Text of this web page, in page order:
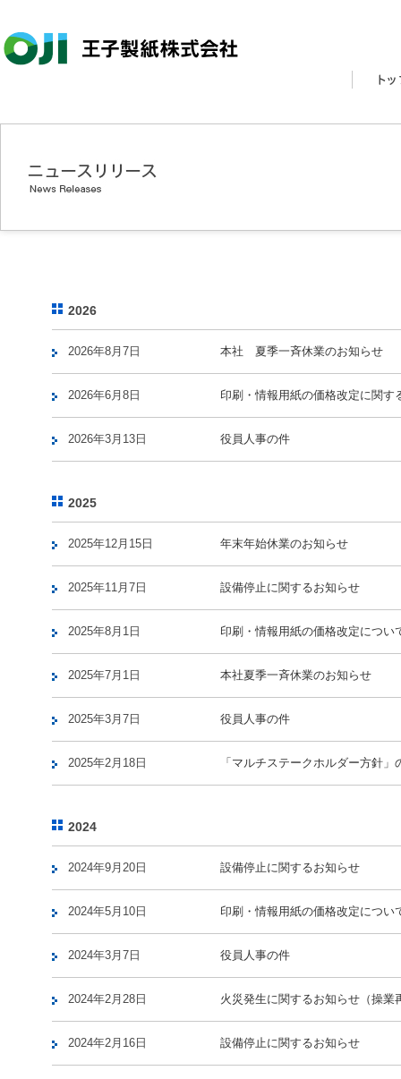
2026
2026年8月7日 本社 夏季一斉休業のお知らせ
2026年6月8日 印刷・情報用紙の価格改定に関す
2026年3月13日 役員人事の件
2025
2025年12月15日 年末年始休業のお知らせ
2025年11月7日 設備停止に関するお知らせ
2025年8月1日 印刷・情報用紙の価格改定につい
2025年7月1日 本社夏季一斉休業のお知らせ
2025年3月7日 役員人事の件
2025年2月18日 「マルチステークホルダー方針」
2024
2024年9月20日 設備停止に関するお知らせ
2024年5月10日 印刷・情報用紙の価格改定につい
2024年3月7日 役員人事の件
2024年2月28日 火災発生に関するお知らせ（操業
2024年2月16日 設備停止に関するお知らせ